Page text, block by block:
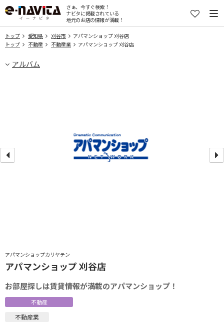
さぁ、今すぐ検索！
ナビタに掲載されている
地元のお店の情報が満載！
トップ 愛知県 刈谷市
アパマンショップ 刈谷店
トップ
不動産 不動産業 アパマンショップ 刈谷店
アルバム
アパマンショップカリヤテン
アパマンショップ 刈谷店
お部屋探しは賃貸情報が満載のアパマンショップ！
不動産
不動産業